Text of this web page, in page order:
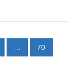
… 70